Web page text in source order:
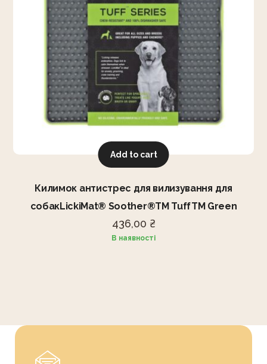
Add to cart
Килимок антистрес для вилизування для
собакLickiMat® Soother®TM TuffTM Green
436,00 ₴
В наявності